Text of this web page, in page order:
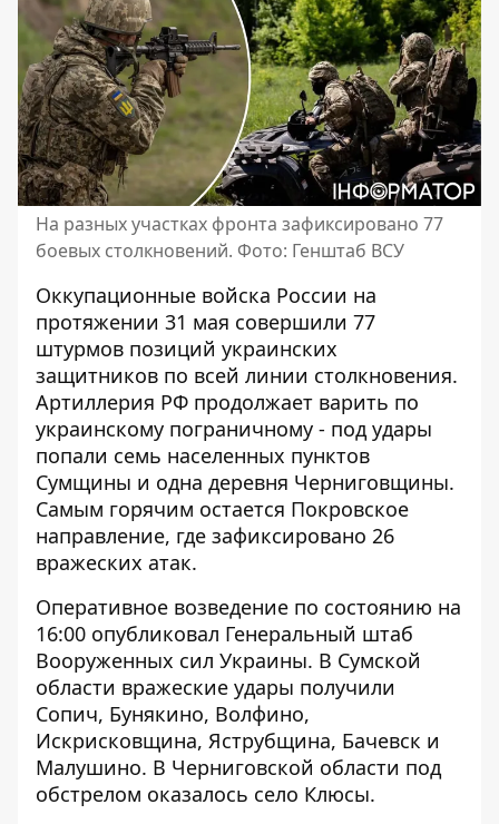
На разных участках фронта зафиксировано 77
боевых столкновений. Фото: Генштаб ВСУ
Оккупационные войска России на
протяжении 31 мая совершили 77
штурмов позиций украинских
защитников по всей линии столкновения.
Артиллерия РФ продолжает варить по
украинскому пограничному - под удары
попали семь населенных пунктов
Сумщины и одна деревня Черниговщины.
Самым горячим остается Покровское
направление, где зафиксировано 26
вражеских атак.
Оперативное возведение по состоянию на
16:00 опубликовал Генеральный штаб
Вооруженных сил Украины. В Сумской
области вражеские удары получили
Сопич, Бунякино, Волфино,
Искрисковщина, Яструбщина, Бачевск и
Малушино. В Черниговской области под
обстрелом оказалось село Клюсы.